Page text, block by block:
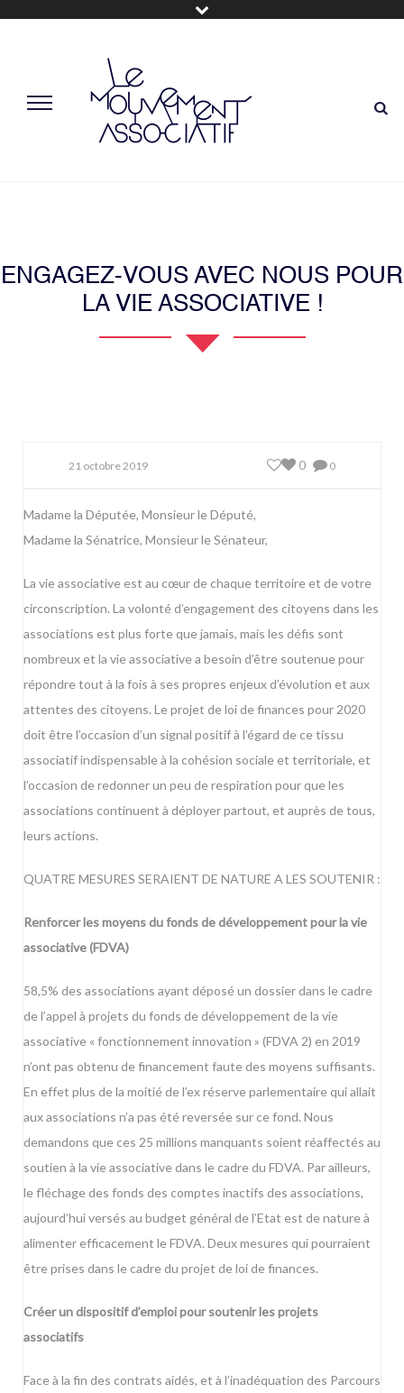
ENGAGEZ-VOUS AVEC NOUS POUR
LA VIE ASSOCIATIVE !
21 octobre 2019 0
0
Madame la Députée, Monsieur le Député,
Madame la Sénatrice, Monsieur le Sénateur,
La vie associative est au cœur de chaque territoire et de votre
circonscription. La volonté d’engagement des citoyens dans les
associations est plus forte que jamais, mais les défis sont
nombreux et la vie associative a besoin d’être soutenue pour
répondre tout à la fois à ses propres enjeux d’évolution et aux
attentes des citoyens. Le projet de loi de finances pour 2020
doit être l’occasion d’un signal positif à l’égard de ce tissu
associatif indispensable à la cohésion sociale et territoriale, et
l’occasion de redonner un peu de respiration pour que les
associations continuent à déployer partout, et auprès de tous,
leurs actions.
QUATRE MESURES SERAIENT DE NATURE A LES SOUTENIR :
Renforcer les moyens du fonds de développement pour la vie
associative (FDVA)
58,5% des associations ayant déposé un dossier dans le cadre
de l’appel à projets du fonds de développement de la vie
associative « fonctionnement innovation » (FDVA 2) en 2019
n’ont pas obtenu de financement faute des moyens suffisants.
En effet plus de la moitié de l’ex réserve parlementaire qui allait
aux associations n’a pas été reversée sur ce fond. Nous
demandons que ces 25 millions manquants soient réaffectés au
soutien à la vie associative dans le cadre du FDVA. Par ailleurs,
le fléchage des fonds des comptes inactifs des associations,
aujourd’hui versés au budget général de l’Etat est de nature à
alimenter efficacement le FDVA. Deux mesures qui pourraient
être prises dans le cadre du projet de loi de finances.
Créer un dispositif d’emploi pour soutenir les projets
associatifs
Face à la fin des contrats aidés, et à l’inadéquation des Parcours